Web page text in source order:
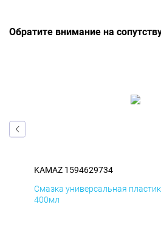
Обратите внимание на
KAMAZ 1594629734
Смазка универсальная
400мл